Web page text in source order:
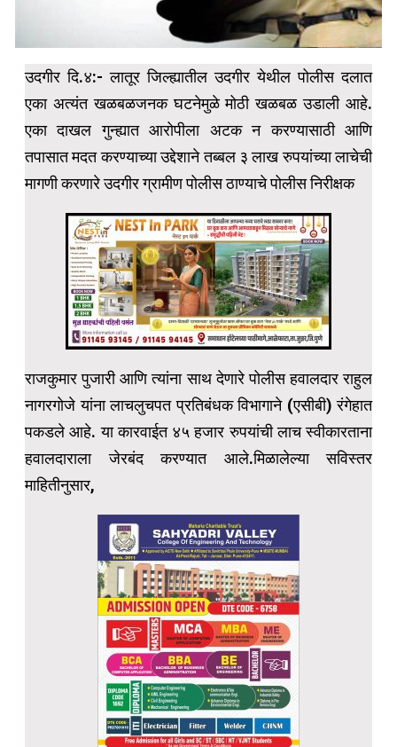
उदगीर दि.४:- लातूर जिल्ह्यातील उदगीर येथील पोलीस दलात
एका अत्यंत खळबळजनक घटनेमुळे मोठी खळबळ उडाली आहे.
एका दाखल गुन्ह्यात आरोपीला अटक न करण्यासाठी आणि
तपासात मदत करण्याच्या उद्देशाने तब्बल ३ लाख रुपयांच्या लाचेची
मागणी करणारे उदगीर ग्रामीण पोलीस ठाण्याचे पोलीस निरीक्षक
राजकुमार पुजारी आणि त्यांना साथ देणारे पोलीस हवालदार राहुल
नागरगोजे यांना लाचलुचपत प्रतिबंधक विभागाने (एसीबी) रंगेहात
पकडले आहे. या कारवाईत ४५ हजार रुपयांची लाच स्वीकारताना
हवालदाराला जेरबंद करण्यात आले.मिळालेल्या सविस्तर
माहितीनुसार,